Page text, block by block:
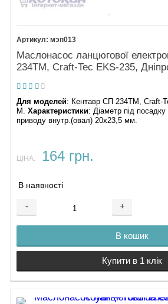
мэп013
Маслонасос ланцюгової
234ТМ, Craft-Tec EKS-235,
Для моделей: Кентавр СП 234ТМ, Craft-
М.Характеристики: Діаметр під
приводу внутр.(овал) 20х23,5 мм.
ЦІНА: 164 грн.
В наявності
- +
В кошик
Купити в 1 клік